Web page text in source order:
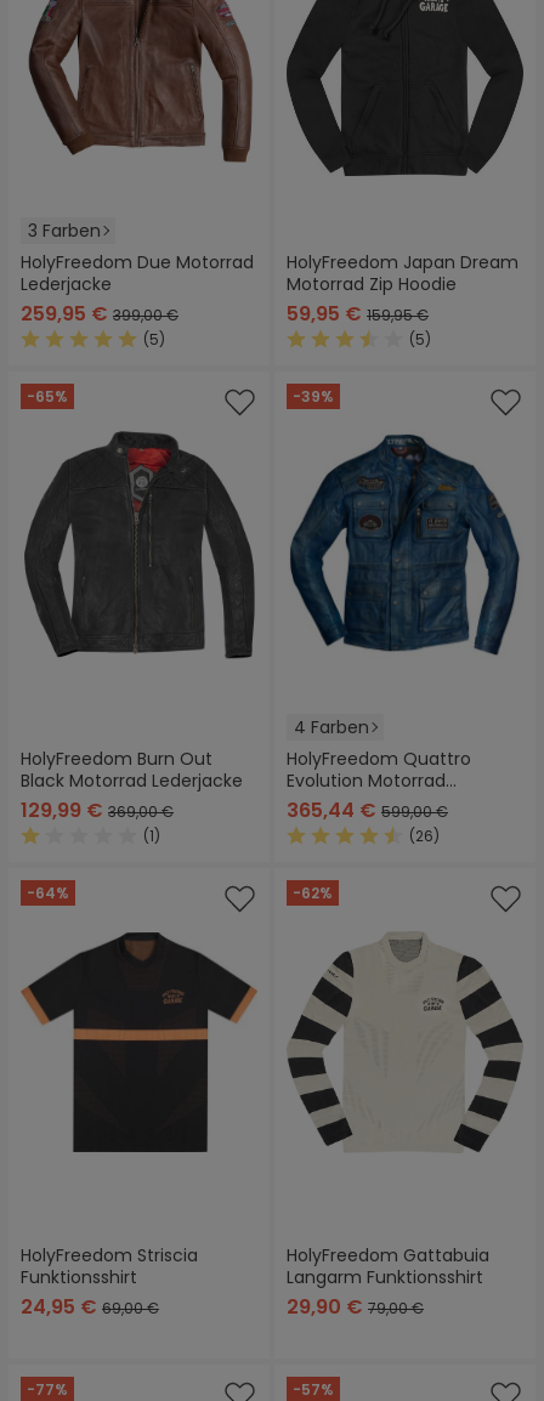
3 Farben
HolyFreedom Due Motorrad
Lederjacke
259,95 € 399,00 €
(5)
HolyFreedom Japan Dream
Motorrad Zip Hoodie
59,95 € 159,95 €
(5)
-65%
HolyFreedom Burn Out
Black Motorrad Lederjacke
129,99 € 369,00 €
(1)
-39%
4 Farben
HolyFreedom Quattro
Evolution Motorrad
Lederjacke
365,44 € 599,00 €
(26)
-64%
HolyFreedom Striscia
Funktionsshirt
24,95 € 69,00 €
-62%
HolyFreedom Gattabuia
Langarm Funktionsshirt
29,90 € 79,00 €
-77% -57%